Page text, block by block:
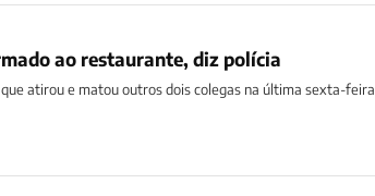
ao restaurante, diz polícia
atirou e matou outros dois colegas na última sexta-feira